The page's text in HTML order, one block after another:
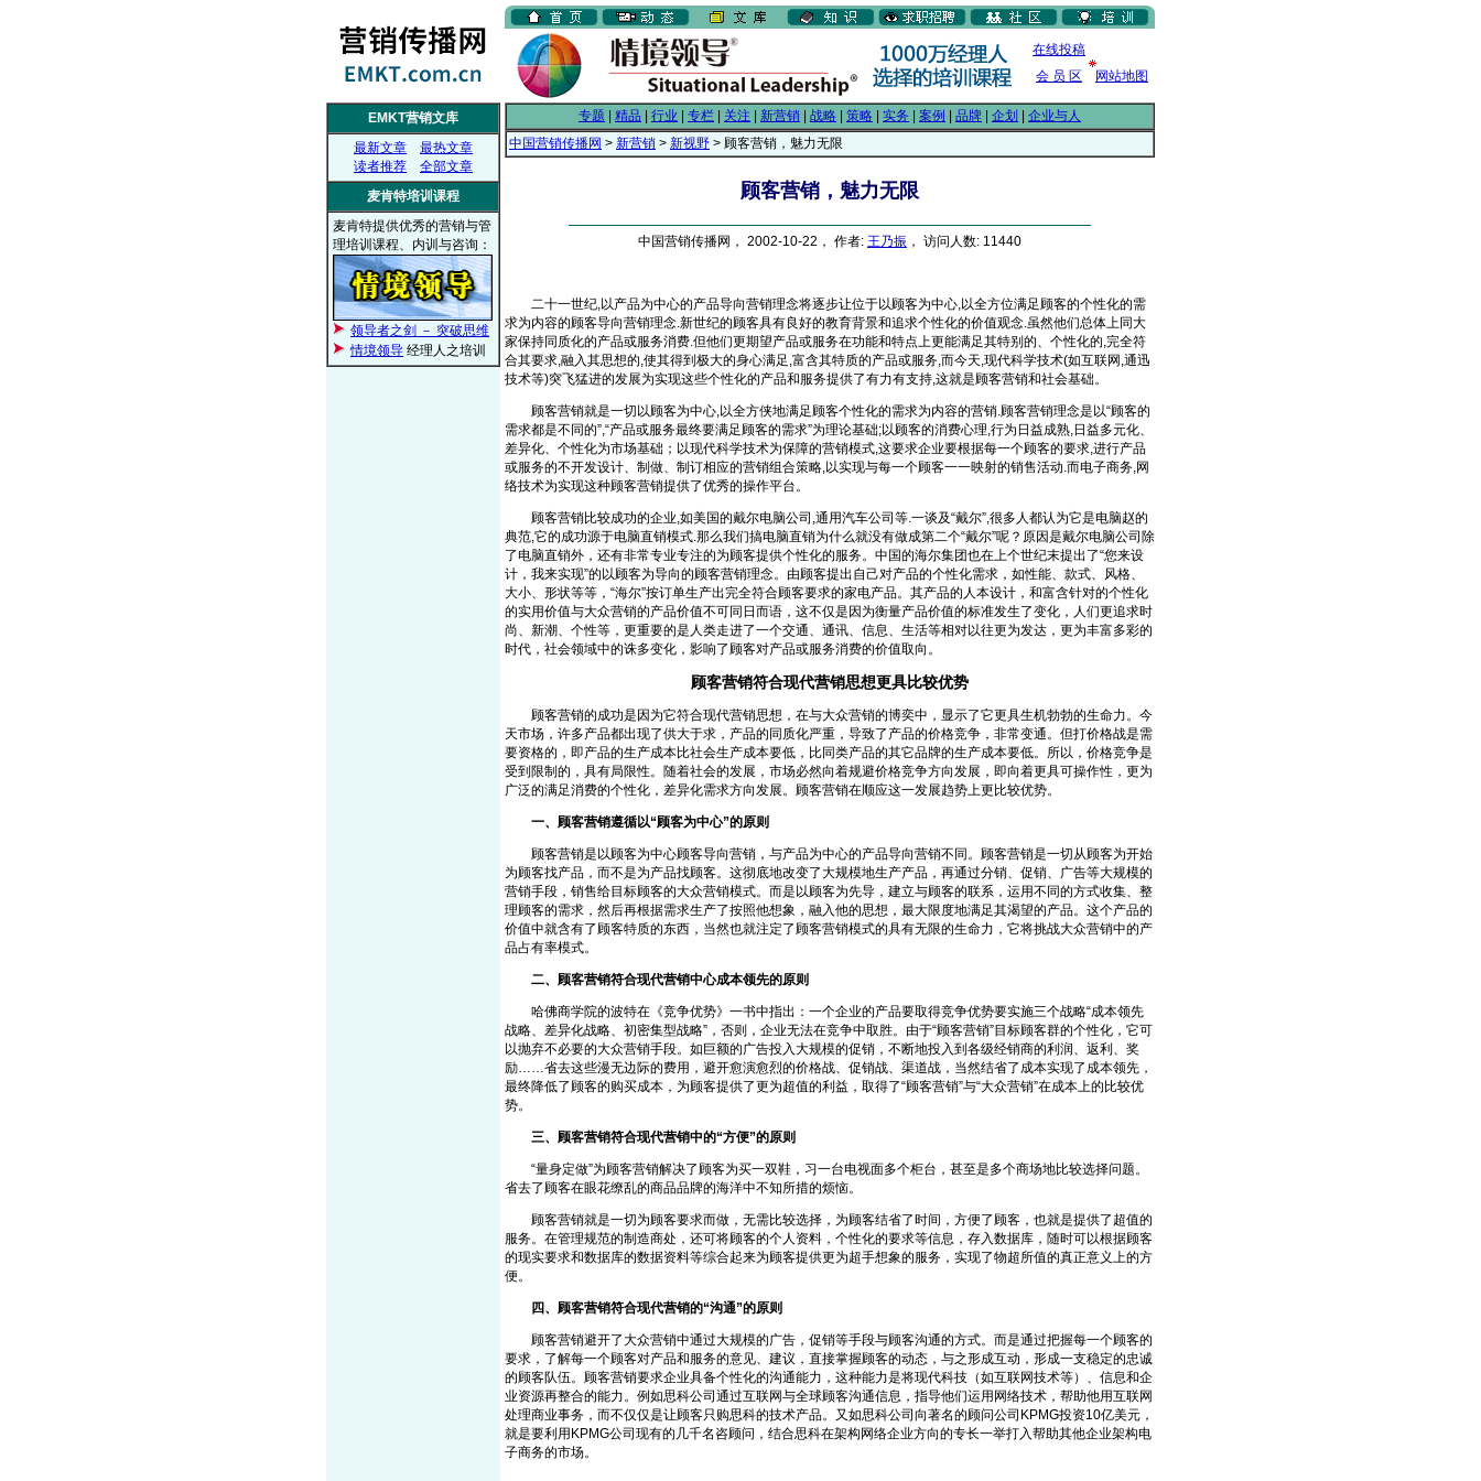
在线投稿
会 员 区
网站地图
EMKT营销文库
最新文章
最热文章
读者推荐
全部文章
麦肯特培训课程
麦肯特提供优秀的营销与管
理培训课程、内训与咨询：
领导者之剑 － 突破思维
情境领导 经理人之培训
专题 精品 行业 专栏 关注 新营销 战略 策略 实务 案例 品牌 企划
企业与人
中国营销传播网 > 新营销 > 新视野 > 顾客营销，魅力无限
顾客营销，魅力无限
中国营销传播网， 2002-10-22， 作者: 王乃振 ， 访问人数: 11440
二十一世纪,以产品为中心的产品导向营销理念将逐步让位于以顾客为中心,以全方位满足顾客的个性化的需
求为内容的顾客导向营销理念.新世纪的顾客具有良好的教育背景和追求个性化的价值观念.虽然他们总体上同大
家保持同质化的产品或服务消费.但他们更期望产品或服务在功能和特点上更能满足其特别的、个性化的,完全符
合其要求,融入其思想的,使其得到极大的身心满足,富含其特质的产品或服务,而今天,现代科学技术(如互联网,通迅
技术等)突飞猛进的发展为实现这些个性化的产品和服务提供了有力有支持,这就是顾客营销和社会基础。
顾客营销就是一切以顾客为中心,以全方侠地满足顾客个性化的需求为内容的营销.顾客营销理念是以“顾客的
需求都是不同的”,“产品或服务最终要满足顾客的需求”为理论基础;以顾客的消费心理,行为日益成熟,日益多元化、
差异化、个性化为市场基础；以现代科学技术为保障的营销模式,这要求企业要根据每一个顾客的要求,进行产品
或服务的不开发设计、制做、制订相应的营销组合策略,以实现与每一个顾客一一映射的销售活动.而电子商务,网
络技术为实现这种顾客营销提供了优秀的操作平台。
顾客营销比较成功的企业,如美国的戴尔电脑公司,通用汽车公司等.一谈及“戴尔”,很多人都认为它是电脑赵的
典范,它的成功源于电脑直销模式.那么我们搞电脑直销为什么就没有做成第二个“戴尔”呢？原因是戴尔电脑公司除
了电脑直销外，还有非常专业专注的为顾客提供个性化的服务。中国的海尔集团也在上个世纪末提出了“您来设
计，我来实现”的以顾客为导向的顾客营销理念。由顾客提出自己对产品的个性化需求，如性能、款式、风格、
大小、形状等等，“海尔”按订单生产出完全符合顾客要求的家电产品。其产品的人本设计，和富含针对的个性化
的实用价值与大众营销的产品价值不可同日而语，这不仅是因为衡量产品价值的标准发生了变化，人们更追求时
尚、新潮、个性等，更重要的是人类走进了一个交通、通讯、信息、生活等相对以往更为发达，更为丰富多彩的
时代，社会领域中的诛多变化，影响了顾客对产品或服务消费的价值取向。
顾客营销符合现代营销思想更具比较优势
顾客营销的成功是因为它符合现代营销思想，在与大众营销的博奕中，显示了它更具生机勃勃的生命力。今
天市场，许多产品都出现了供大于求，产品的同质化严重，导致了产品的价格竞争，非常变通。但打价格战是需
要资格的，即产品的生产成本比社会生产成本要低，比同类产品的其它品牌的生产成本要低。所以，价格竞争是
受到限制的，具有局限性。随着社会的发展，市场必然向着规避价格竞争方向发展，即向着更具可操作性，更为
广泛的满足消费的个性化，差异化需求方向发展。顾客营销在顺应这一发展趋势上更比较优势。
一、顾客营销遵循以“顾客为中心”的原则
顾客营销是以顾客为中心顾客导向营销，与产品为中心的产品导向营销不同。顾客营销是一切从顾客为开始
为顾客找产品，而不是为产品找顾客。这彻底地改变了大规模地生产产品，再通过分销、促销、广告等大规模的
营销手段，销售给目标顾客的大众营销模式。而是以顾客为先导，建立与顾客的联系，运用不同的方式收集、整
理顾客的需求，然后再根据需求生产了按照他想象，融入他的思想，最大限度地满足其渴望的产品。这个产品的
价值中就含有了顾客特质的东西，当然也就注定了顾客营销模式的具有无限的生命力，它将挑战大众营销中的产
品占有率模式。
二、顾客营销符合现代营销中心成本领先的原则
哈佛商学院的波特在《竞争优势》一书中指出：一个企业的产品要取得竞争优势要实施三个战略“成本领先
战略、差异化战略、初密集型战略”，否则，企业无法在竞争中取胜。由于“顾客营销”目标顾客群的个性化，它可
以抛弃不必要的大众营销手段。如巨额的广告投入大规模的促销，不断地投入到各级经销商的利润、返利、奖
励……省去这些漫无边际的费用，避开愈演愈烈的价格战、促销战、渠道战，当然结省了成本实现了成本领先，
最终降低了顾客的购买成本，为顾客提供了更为超值的利益，取得了“顾客营销”与“大众营销”在成本上的比较优
势。
三、顾客营销符合现代营销中的“方便”的原则
“量身定做”为顾客营销解决了顾客为买一双鞋，习一台电视面多个柜台，甚至是多个商场地比较选择问题。
省去了顾客在眼花缭乱的商品品牌的海洋中不知所措的烦恼。
顾客营销就是一切为顾客要求而做，无需比较选择，为顾客结省了时间，方便了顾客，也就是提供了超值的
服务。在管理规范的制造商处，还可将顾客的个人资料，个性化的要求等信息，存入数据库，随时可以根据顾客
的现实要求和数据库的数据资料等综合起来为顾客提供更为超手想象的服务，实现了物超所值的真正意义上的方
便。
四、顾客营销符合现代营销的“沟通”的原则
顾客营销避开了大众营销中通过大规模的广告，促销等手段与顾客沟通的方式。而是通过把握每一个顾客的
要求，了解每一个顾客对产品和服务的意见、建议，直接掌握顾客的动态，与之形成互动，形成一支稳定的忠诚
的顾客队伍。顾客营销要求企业具备个性化的沟通能力，这种能力是将现代科技（如互联网技术等）、信息和企
业资源再整合的能力。例如思科公司通过互联网与全球顾客沟通信息，指导他们运用网络技术，帮助他用互联网
处理商业事务，而不仅仅是让顾客只购思科的技术产品。又如思科公司向著名的顾问公司KPMG投资10亿美元，
就是要利用KPMG公司现有的几千名咨顾问，结合思科在架构网络企业方向的专长一举打入帮助其他企业架构电
子商务的市场。